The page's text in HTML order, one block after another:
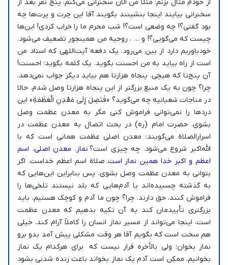
از خودم مثال بزنم؛ مثلاً من الان سخنرانی می‌کنم، پنج‌ نفر بعد از
سخنرانی بیایند اینجا بنشینند بگویند آقا این چرت و پرت‌ها چه
بود گفتی؟! چه وضعی است؟! شب محرم ما را خراب کردی! این‌ها
چیست که می‌گویی؟! و … ، روحیه من همینجور تضعیف می‌شود.
خودباوریم دارد از بین می‌رود. یک دفعه آیت‌اللهی که استاد من
است از راه بیاید به من احسنت بگوید. یک کلمه بگوید؛ احسنت!
آن پنج‌تا که هیچی، پنجاه هزارتا هم بیاید دیگر جواب نمی‌دهد،
چرا؟ چون به یک منبع بزرگتر از این پنجاه هزارتا وصل شدم. حالا
در مناجات شعبانیه چه می‌گوید؟ «فَتَصِلَ إِلَى مَعْدِنِ الْعَظَمَةِ» این
دردها را نمی‌توانی فراموش کنی مگر به معدن عظمت وصل
بشوی. حضرت امام (ره) در بحث اتصال به معدن عظمت در
اسرارالصلاة می‌گویند: معدن اصلی عظمت همانی است که با
الله‌اکبر شروع می‌شود. چه چیزی است؟ نماز. معدن اصلی، اسم
اعظم و اکبر خدا همین نماز است. صلاة اسم اعظم خداست. اگر
بتوانی به معدن عظمت وصل بشوی. پس بنابراین این‌هایی که
به گذشته چسبیده‌اند یا آدم‌هایی که بلد نیستند تلخی‌ها را
فراموش کنند، حق دارند. چرا؟ چون ما آدم و کوچک هستیم، باید
بزرگتری تأییدمان کند به آن تکیه بدهیم که معدن عظمت
است، اینجا می‌تواند از مسیر نماز انسان را کاملاً آرام کند. خیلی
هم سخت است که بگویم آقا هر وقت مشکلی پیش آمد بدو برو
نماز بخوان؛ ولی بالأخره قرار نیست که برای هرکدام یک نماز
بخوانیم، ممکن است آدم یک نماز بخواند باعث زنده شدنی بشود